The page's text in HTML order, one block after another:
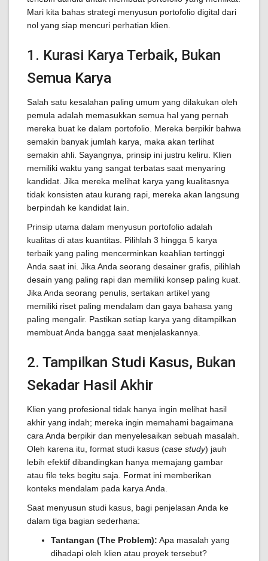
Mari kita bahas strategi menyusun portofolio digital dari
nol yang siap mencuri perhatian klien.
1. Kurasi Karya Terbaik, Bukan
Semua Karya
Salah satu kesalahan paling umum yang dilakukan oleh
pemula adalah memasukkan semua hal yang pernah
mereka buat ke dalam portofolio. Mereka berpikir bahwa
semakin banyak jumlah karya, maka akan terlihat
semakin ahli. Sayangnya, prinsip ini justru keliru. Klien
memiliki waktu yang sangat terbatas saat menyaring
kandidat. Jika mereka melihat karya yang kualitasnya
tidak konsisten atau kurang rapi, mereka akan langsung
berpindah ke kandidat lain.
Prinsip utama dalam menyusun portofolio adalah
kualitas di atas kuantitas. Pilihlah 3 hingga 5 karya
terbaik yang paling mencerminkan keahlian tertinggi
Anda saat ini. Jika Anda seorang desainer grafis, pilihlah
desain yang paling rapi dan memiliki konsep paling kuat.
Jika Anda seorang penulis, sertakan artikel yang
memiliki riset paling mendalam dan gaya bahasa yang
paling mengalir. Pastikan setiap karya yang ditampilkan
membuat Anda bangga saat menjelaskannya.
2. Tampilkan Studi Kasus, Bukan
Sekadar Hasil Akhir
Klien yang profesional tidak hanya ingin melihat hasil
akhir yang indah; mereka ingin memahami bagaimana
cara Anda berpikir dan menyelesaikan sebuah masalah.
Oleh karena itu, format studi kasus (case study) jauh
lebih efektif dibandingkan hanya memajang gambar
atau file teks begitu saja. Format ini memberikan
konteks mendalam pada karya Anda.
Saat menyusun studi kasus, bagi penjelasan Anda ke
dalam tiga bagian sederhana:
Tantangan (The Problem): Apa masalah yang
dihadapi oleh klien atau proyek tersebut?